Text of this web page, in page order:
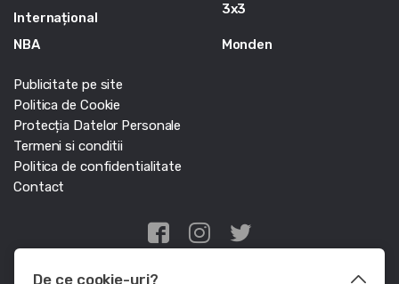
Internațional
NBA
3x3
Monden
Publicitate pe site
Politica de Cookie
Protecția Datelor Personale
Termeni si conditii
Politica de confidentialitate
Contact
Edris Digital Agency
De ce cookie-uri?